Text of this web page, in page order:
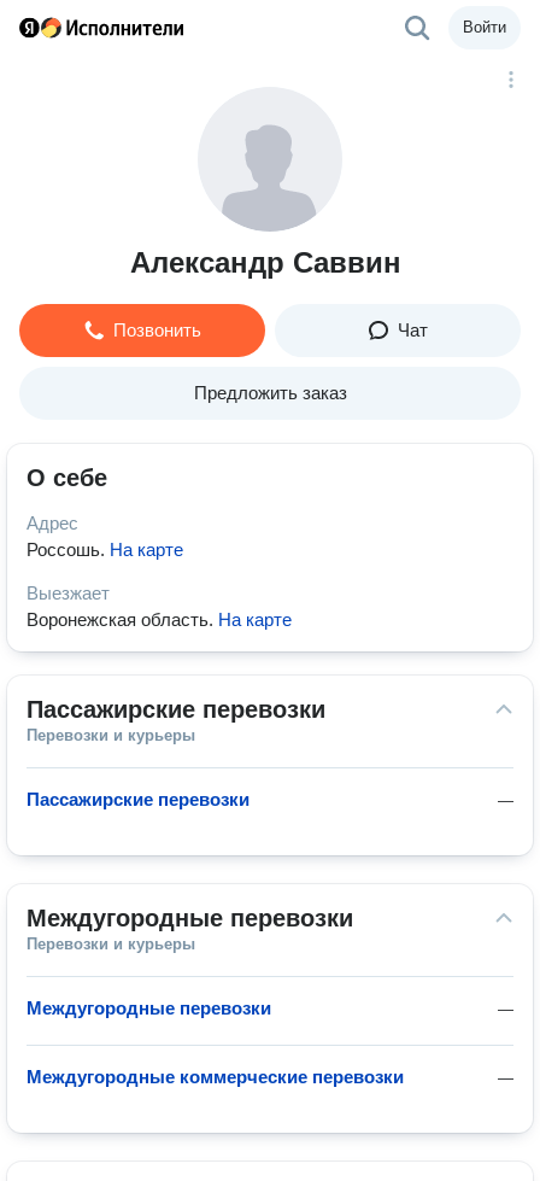
Войти
Александр Саввин
Позвонить Чат
Предложить заказ
О себе
Адрес
Россошь. На карте
Выезжает
Воронежская область. На карте
Пассажирские перевозки
Перевозки и курьеры
—
Пассажирские перевозки
Междугородные перевозки
Перевозки и курьеры
—
Междугородные перевозки
—
Междугородные коммерческие перевозки